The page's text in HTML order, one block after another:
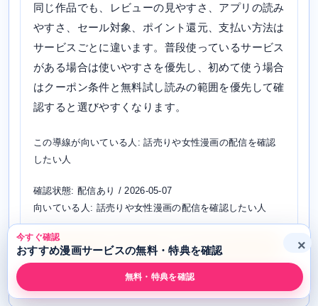
同じ作品でも、レビューの見やすさ、アプリの読み
やすさ、セール対象、ポイント還元、支払い方法は
サービスごとに違います。普段使っているサービス
がある場合は使いやすさを優先し、初めて使う場合
はクーポン条件と無料試し読みの範囲を優先して確
認すると選びやすくなります。
この導線が向いている人: 話売りや女性漫画の配信を確認
したい人
確認状態: 配信あり / 2026-05-07
向いている人: 話売りや女性漫画の配信を確認したい人
作品ページを確認する
今すぐ確認
おすすめ漫画サービスの無料・特典を確認
無料・特典を確認
×